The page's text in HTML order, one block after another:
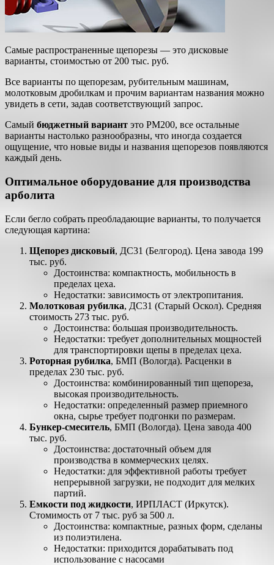
Самые распространенные щепорезы — это дисковые
варианты, стоимостью от 200 тыс. руб.
Все варианты по щепорезам, рубительным машинам,
молотковым дробилкам и прочим вариантам названия можно
увидеть в сети, задав соответствующий запрос.
Самый бюджетный вариант это РМ200, все остальные
варианты настолько разнообразны, что иногда создается
ощущение, что новые виды и названия щепорезов появляются
каждый день.
Оптимальное оборудование для производства
арболита
Если бегло собрать преобладающие варианты, то получается
следующая картина:
Щепорез дисковый, ДС31 (Белгород). Цена завода 199
тыс. руб.
Достоинства: компактность, мобильность в
пределах цеха.
Недостатки: зависимость от электропитания.
Молотковая рубилка, ДС31 (Старый Оскол). Средняя
стоимость 273 тыс. руб.
Достоинства: большая производительность.
Недостатки: требует дополнительных мощностей
для транспортировки щепы в пределах цеха.
Роторная рубилка, БМП (Вологда). Расценки в
пределах 230 тыс. руб.
Достоинства: комбинированный тип щепореза,
высокая производительность.
Недостатки: определенный размер приемного
окна, сырье требует подгонки по размерам.
Бункер-смеситель, БМП (Вологда). Цена завода 400
тыс. руб.
Достоинства: достаточный объем для
производства в коммерческих целях.
Недостатки: для эффективной работы требует
непрерывной загрузки, не подходит для мелких
партий.
Емкости под жидкости, ИРПЛАСТ (Иркутск).
Стомимость от 7 тыс. руб за 500 л.
Достоинства: компактные, разных форм, сделаны
из полиэтилена.
Недостатки: приходится дорабатывать под
использование с насосами